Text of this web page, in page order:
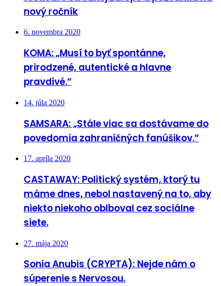
nový ročník
6. novembra 2020
KOMA: „Musí to byť spontánne,
prirodzené, autentické a hlavne
pravdivé.“
14. júla 2020
SAMSARA: „Stále viac sa dostávame do
povedomia zahraničných fanúšikov.“
17. apríla 2020
CASTAWAY: Politický systém, ktorý tu
máme dnes, nebol nastavený na to, aby
niekto niekoho oblboval cez sociálne
siete.
27. mája 2020
Sonia Anubis (CRYPTA): Nejde nám o
súperenie s Nervosou.